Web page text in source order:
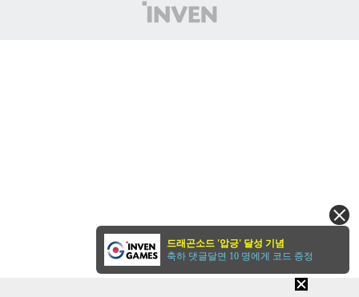
(주)
인
드래곤소드 '압긍' 달성 기념
축하 댓글달면 10 명에게 코드 증정